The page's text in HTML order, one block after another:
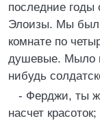
последние годы
Элоизы. Мы
комнате по
душевые. Мыло
нибудь
- Ферджи, ты
насчет